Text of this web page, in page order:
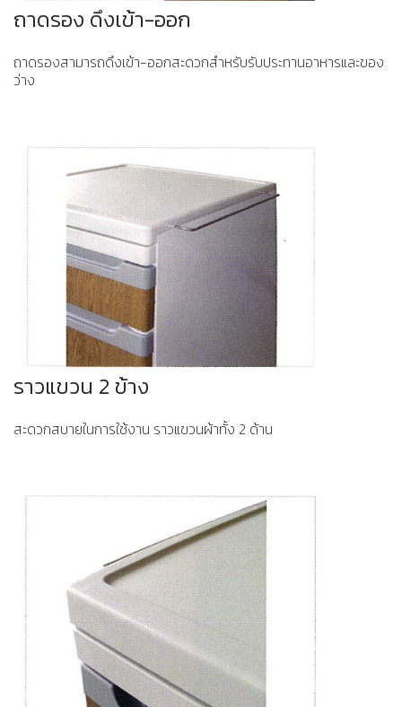
ถาดรอง ดึงเข้า-ออก
ถาดรองสามารถดึงเข้า-ออกสะดวกสำหรับรับประทานอาหารและของ
ว่าง
ราวแขวน 2 ข้าง
สะดวกสบายในการใช้งาน ราวแขวนผ้าทั้ง 2 ด้าน